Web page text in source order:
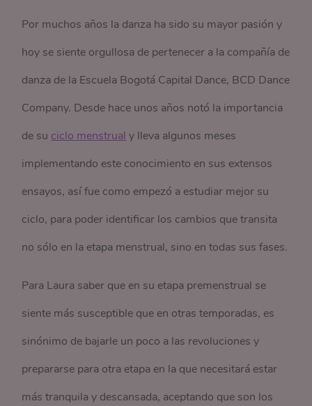
Por muchos años la danza ha sido su mayor pasión y
hoy se siente orgullosa de pertenecer a la compañía de
danza de la Escuela Bogotá Capital Dance, BCD Dance
Company. Desde hace unos años notó la importancia
de su ciclo menstrual y lleva algunos meses
implementando este conocimiento en sus extensos
ensayos, así fue como empezó a estudiar mejor su
ciclo, para poder identificar los cambios que transita
no sólo en la etapa menstrual, sino en todas sus fases.
Para Laura saber que en su etapa premenstrual se
siente más susceptible que en otras temporadas, es
sinónimo de bajarle un poco a las revoluciones y
prepararse para otra etapa en la que necesitará estar
más tranquila y descansada, aceptando que son los